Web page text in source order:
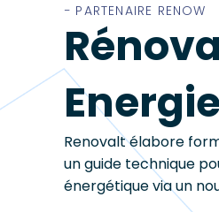
− PARTENAIRE RENOW
Renovalt élabore
un guide technique
énergétique via un